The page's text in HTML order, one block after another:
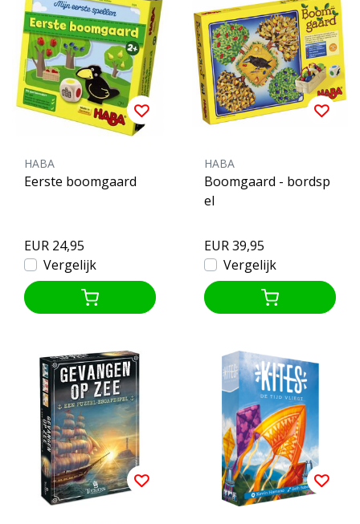
HABA
Eerste boomgaard
EUR 24,95
Vergelijk
HABA
Boomgaard - bordsp
el
EUR 39,95
Vergelijk